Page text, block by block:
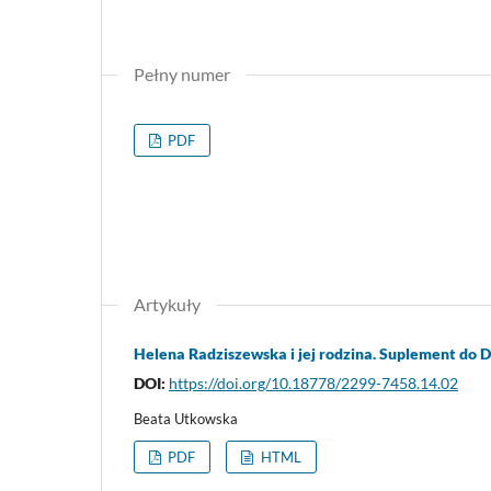
Pełny numer
PDF
Artykuły
Helena Radziszewska i jej rodzina. Suplement do
DOI: https://doi.org/10.18778/2299-7458.14.02
Beata Utkowska
PDF HTML